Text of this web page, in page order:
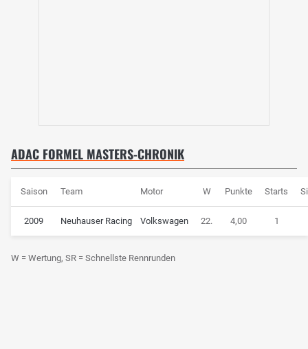
ADAC FORMEL MASTERS-CHRONIK
Saison Team Motor W Punkte Starts
2009 Neuhauser Racing Volkswagen 22. 4,00 1
W = Wertung, SR = Schnellste Rennrunden